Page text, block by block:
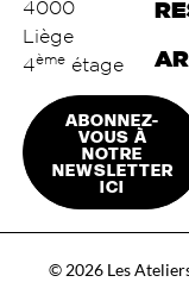
4000
Liège
4èmeétage
ABONNEZ-
VOUS À
NOTRE
NEWSLETTER
ICI
© 2026 Les